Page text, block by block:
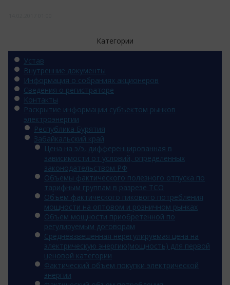
Категории
Устав
Внутренние документы
Информация о собраниях акционеров
Сведения о регистраторе
Контакты
Раскрытие информации субъектом рынков
электроэнергии
Республика Бурятия
Забайкальский край
Цена на э/э, дифференцированная в
зависимости от условий, определенных
законодательством РФ
Объемы фактического полезного отпуска по
тарифным группам в разрезе ТСО
Объем фактического пикового потребления
мощности на оптовом и розничном рынках
Объем мощности приобретенной по
регулируемым договорам
Средневзвешенная нерегулируемая цена на
электрическую энергию(мощность) для первой
ценовой категории
Фактический объем покупки электрической
энергии